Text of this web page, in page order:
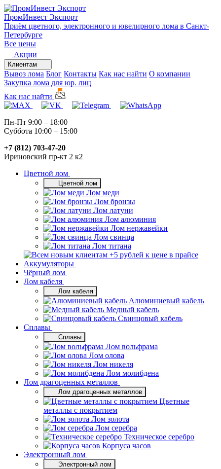
ПромИнвест Экспорт
Приём цветного, электронного и ювелирного лома в Санкт-
Петербурге
Все цены
Акции
Клиентам
Вывоз лома Блог Контакты Как нас найти О компании
Закупка лома для юр. лиц
Как нас найти
Пн-Пт 9:00 – 18:00
Суббота 10:00 – 15:00
+7 (812) 703-47-20
Ириновский пр-кт 2 к2
Цветной лом
Цветной лом
Лом меди
Лом бронзы
Лом латуни
Лом алюминия
Лом нержавейки
Лом свинца
Лом титана
Аккумуляторы
Чёрный лом
Лом кабеля
Лом кабеля
Алюминиевый кабель
Медный кабель
Свинцовый кабель
Сплавы
Сплавы
Лом вольфрама
Лом олова
Лом никеля
Лом молибдена
Лом драгоценных металлов
Лом драгоценных металлов
Цветные
металлы с покрытием
Лом золота
Лом серебра
Техническое серебро
Корпуса часов
Электронный лом
Электронный лом